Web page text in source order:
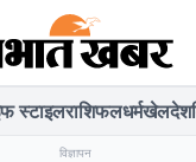
स्टाइलराशिफलधर्मखेलदेश
विज्ञापन